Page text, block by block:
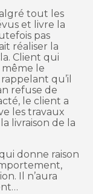
tout les
et livre la
pas
réaliser la
Client qui
le
qu’il
refuse de
le client a
les travaux
livraison de la
donne raison
Il n’aura